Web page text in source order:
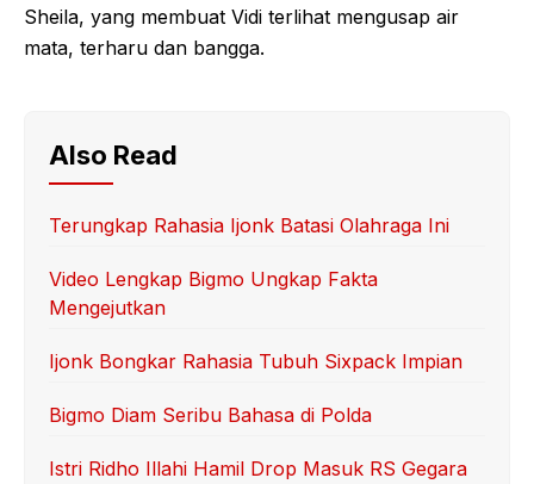
Sheila, yang membuat Vidi terlihat mengusap air
mata, terharu dan bangga.
Also Read
Terungkap Rahasia Ijonk Batasi Olahraga Ini
Video Lengkap Bigmo Ungkap Fakta
Mengejutkan
Ijonk Bongkar Rahasia Tubuh Sixpack Impian
Bigmo Diam Seribu Bahasa di Polda
Istri Ridho Illahi Hamil Drop Masuk RS Gegara